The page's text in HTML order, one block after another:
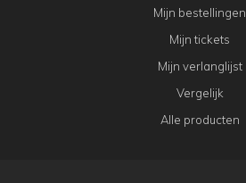
Mijn bestellingen
Mijn tickets
Mijn verlanglijst
Vergelijk
Alle producten